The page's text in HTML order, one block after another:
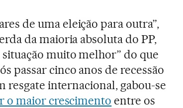
de uma eleição para outra”,
da maioria absoluta do PP,
situação muito melhor” do que
passar cinco anos de recessão
resgate internacional, gabou-se
o maior crescimento entre os